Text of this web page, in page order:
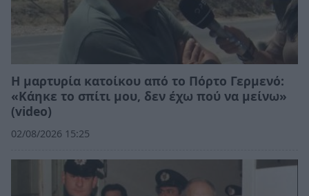
Η μαρτυρία κατοίκου από το Πόρτο Γερμενό:
«Κάηκε το σπίτι μου, δεν έχω πού να μείνω»
(video)
02/08/2026 15:25